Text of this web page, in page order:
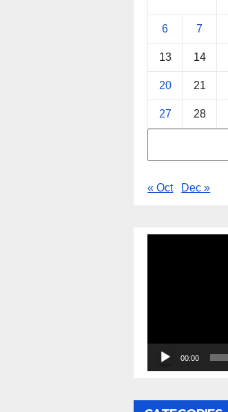
6 7
13 14
20 21
27 28
« Oct Dec »
00:00